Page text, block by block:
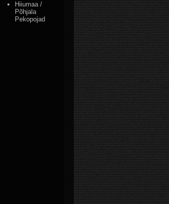
Hiiumaa /
Põhjala
Pekopojad